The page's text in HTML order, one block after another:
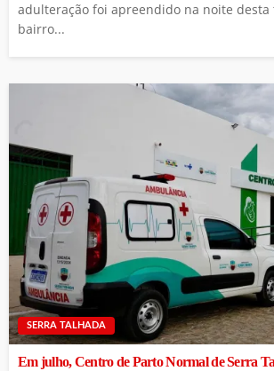
adulteração foi apreendido na noite desta
bairro...
SERRA TALHADA
Em julho, Centro de Parto Normal de Serra